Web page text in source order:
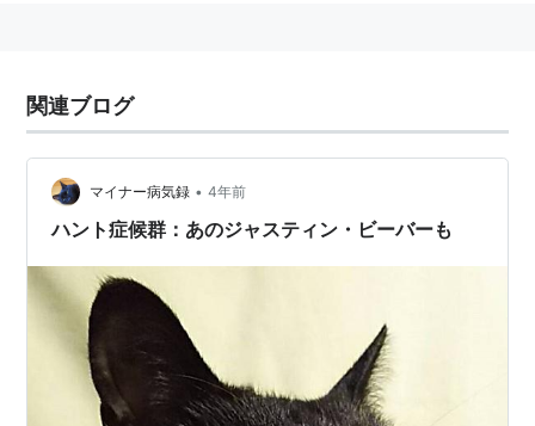
関連ブログ
マイナー病気録 • 4年前
ハント症候群：あのジャスティン・ビーバーも